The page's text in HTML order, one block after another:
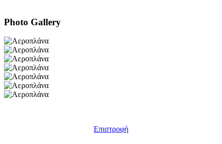
Photo Gallery
Επιστροφή